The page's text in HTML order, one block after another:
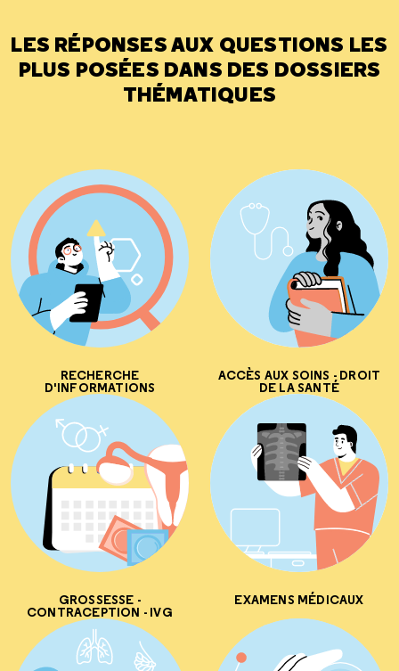
LES RÉPONSES AUX QUESTIONS LES
PLUS POSÉES DANS DES DOSSIERS
THÉMATIQUES
RECHERCHE
D'INFORMATIONS
ACCÈS AUX SOINS - DROIT
DE LA SANTÉ
GROSSESSE -
CONTRACEPTION - IVG
EXAMENS MÉDICAUX